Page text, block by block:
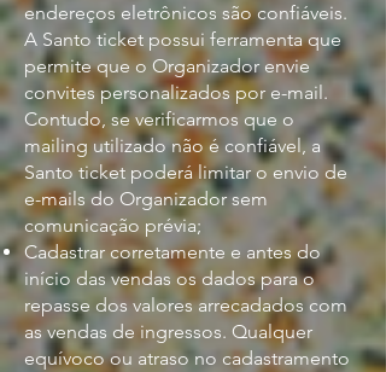
endereços eletrônicos são confiáveis.
A Santo ticket possui ferramenta que
permite que o Organizador envie
convites personalizados por e-mail.
Contudo, se verificarmos que o
mailing utilizado não é confiável, a
Santo ticket poderá limitar o envio de
e-mails do Organizador sem
comunicação prévia;
Cadastrar corretamente e antes do
início das vendas os dados para o
repasse dos valores arrecadados com
as vendas de ingressos. Qualquer
equívoco ou atraso no cadastramento